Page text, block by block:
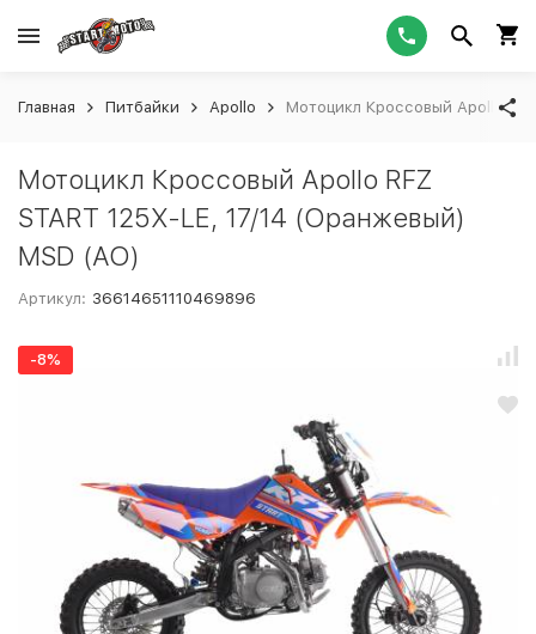
Главная Питбайки Apollo Мотоцикл Кроссовый Apollo
Мотоцикл Кроссовый Apollo RFZ
START 125X-LE, 17/14 (Оранжевый)
MSD (AO)
Артикул: 36614651110469896
-8%